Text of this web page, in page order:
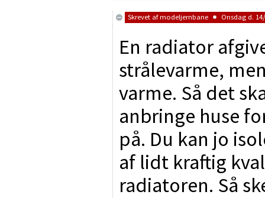
Skrevet afmodeljernbane Onsdag d.
En radiator
strålevarme,
varme. Så det
anbringe huse
på. Du kan jo
af lidt kraftig
radiatoren. Så